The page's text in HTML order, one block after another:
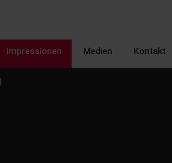
Impressionen Medien Kontakt